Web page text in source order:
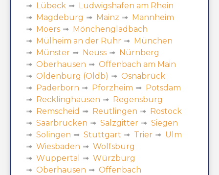
Lübeck
Ludwigshafen am Rhein
Magdeburg
Mainz
Mannheim
Moers
Mönchengladbach
Mülheim an der Ruhr
München
Münster
Neuss
Nürnberg
Oberhausen
Offenbach am Main
Oldenburg (Oldb)
Osnabrück
Paderborn
Pforzheim
Potsdam
Recklinghausen
Regensburg
Remscheid
Reutlingen
Rostock
Saarbrücken
Salzgitter
Siegen
Solingen
Stuttgart Trier
Ulm
Wiesbaden
Wolfsburg
Wuppertal
Würzburg
Oberhausen
Offenbach